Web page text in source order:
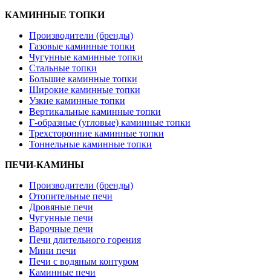
КАМИННЫЕ ТОПКИ
Производители (бренды)
Газовые каминные топки
Чугунные каминные топки
Стальные топки
Большие каминные топки
Широкие каминные топки
Узкие каминные топки
Вертикальные каминные топки
Г-образные (угловые) каминные топки
Трехсторонние каминные топки
Тоннельные каминные топки
ПЕЧИ-КАМИНЫ
Производители (бренды)
Отопительные печи
Дровяные печи
Чугунные печи
Варочные печи
Печи длительного горения
Мини печи
Печи с водяным контуром
Каминные печи